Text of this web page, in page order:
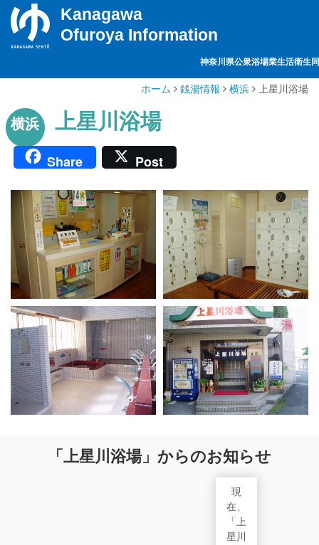
Kanagawa
Ofuroya Information
神奈川県公衆浴場業生活衛生
ホーム 銭湯情報 横浜 上星川浴場
横浜上星川浴場
Share Post
「上星川浴場」からのお知らせ
現
在、
「上
星川